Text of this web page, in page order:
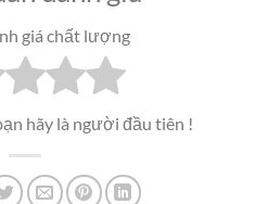
giá chất lượng
hãy là người đầu tiên !